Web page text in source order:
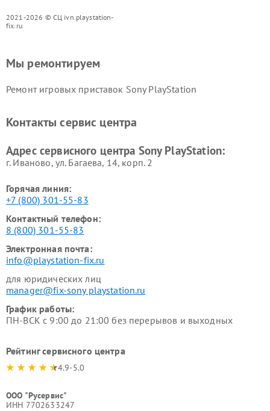
2021-2026 © СЦ ivn.playstation-
fix.ru
Мы ремонтируем
Ремонт игровых приставок Sony PlayStation
Контакты сервис центра
Адрес сервисного центра Sony PlayStation:
г. Иваново, ул. Багаева, 14, корп. 2
Горячая линия:
+7 (800) 301-55-83
Контактный телефон:
8 (800) 301-55-83
Электронная почта:
info@playstation-fix.ru
для юридических лиц
manager@fix-sony playstation.ru
График работы:
ПН-ВСК с 9:00 до 21:00 без перерывов и выходных
Рейтинг сервисного центра
4.9-5.0
ООО "Русервис"
ИНН 7702633247